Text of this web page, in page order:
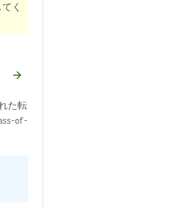
く
arrow_forward
た転
of-